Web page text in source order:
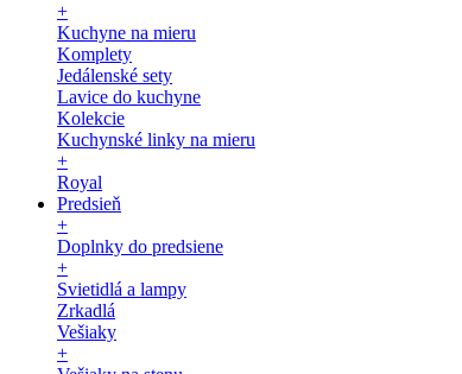
+
Kuchyne na mieru
Komplety
Jedálenské sety
Lavice do kuchyne
Kolekcie
Kuchynské linky na mieru
+
Royal
Predsieň
+
Doplnky do predsiene
+
Svietidlá a lampy
Zrkadlá
Vešiaky
+